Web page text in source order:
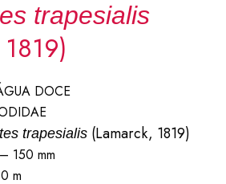
trapesialis
DOCE
trapesialis(Lamarck, 1819)
150 mm
m